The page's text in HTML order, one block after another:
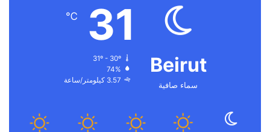
Beirut
سماء صافية
31
℃
31º - 30º
74%
3.57 كيلومتر/ساعة